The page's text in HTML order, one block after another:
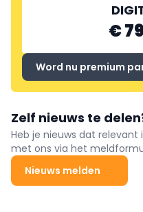
€
Word nu premium
Zelf nieuws te
Heb je nieuws dat
met ons via het
Nieuws melden